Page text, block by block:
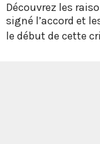
Découvrez les
signé l’accord et
le début de cette